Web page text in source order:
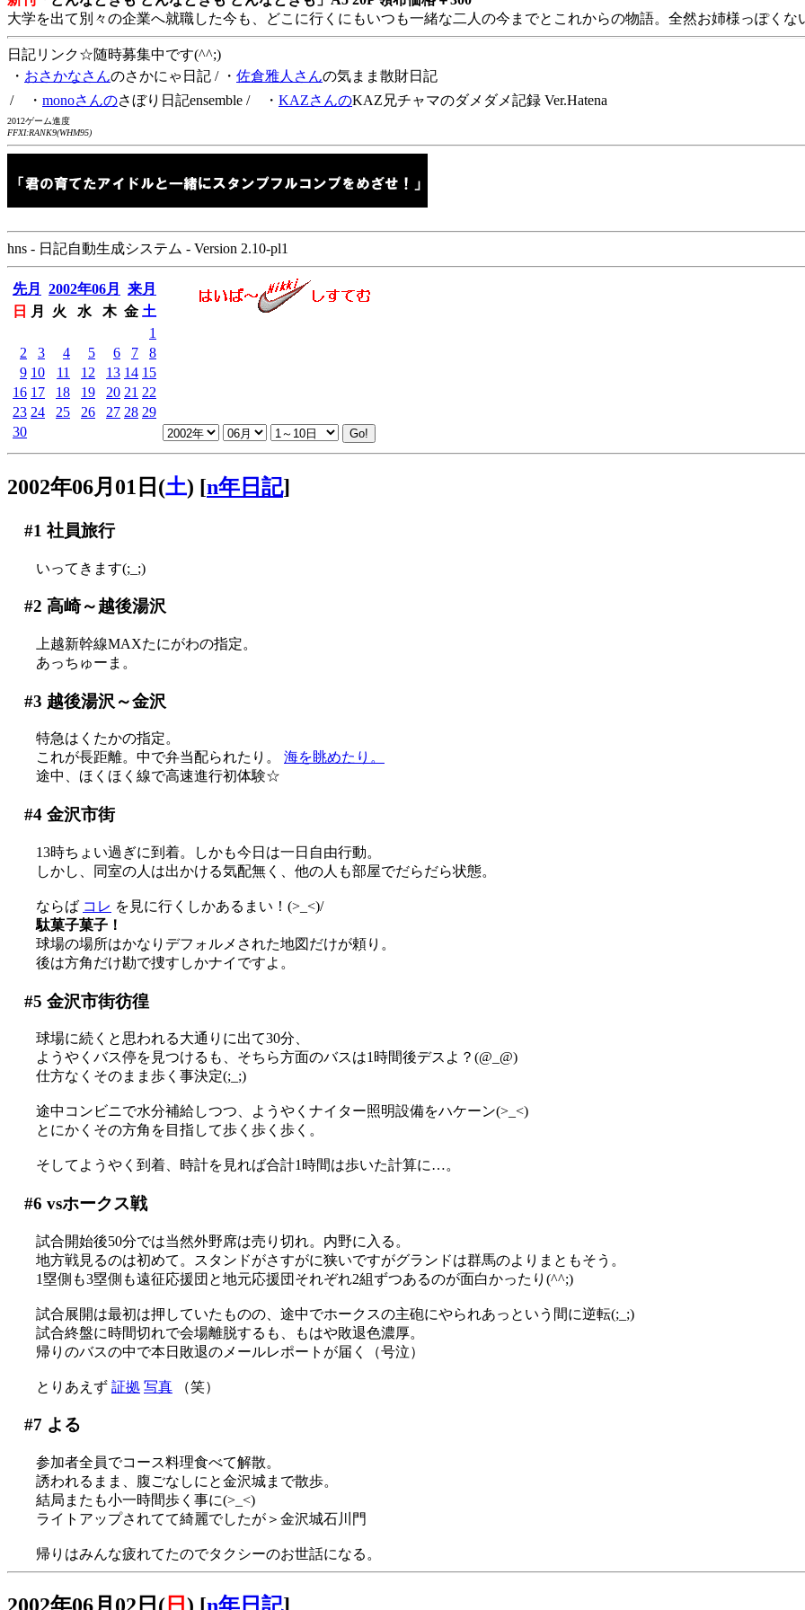
大学を出て別々の企業へ就職した今も、どこに行くにもいつも一緒な二人の今までとこれからの物語。全然お姉様っぽくな
日記リンク☆随時募集中です(^^;)
・ おさかなさんのさかにゃ日記 / ・ 佐倉雅人さんの気まま散財日記
/ ・ monoさんのさぼり日記ensemble / ・ KAZさんのKAZ兄チャマのダメダメ記録 Ver.Hatena
2012ゲーム進度
FFXI:RANK9(WHM95)
hns - 日記自動生成システム - Version 2.10-pl1
先月 2002年06月
来月
日
月 火 水 木 金 土
1
2
3 4 5 6 7
8
9 10 11 12 13 14 15
16 17 18 19 20 21 22
23 24 25 26 27 28 29
30
2002年06月01日(土) [n年日記]
#1 社員旅行
いってきます(;_;)
#2 高崎～越後湯沢
上越新幹線MAXたにがわの指定。
あっちゅーま。
#3 越後湯沢～金沢
特急はくたかの指定。
これが長距離。中で弁当配られたり。 海を眺めたり。
途中、ほくほく線で高速進行初体験☆
#4金沢市街
13時ちょい過ぎに到着。しかも今日は一日自由行動。
しかし、同室の人は出かける気配無く、他の人も部屋でだらだら状態。
ならば コレ を見に行くしかあるまい！(>_<)/
駄菓子菓子！
球場の場所はかなりデフォルメされた地図だけが頼り。
後は方角だけ勘で捜すしかナイですよ。
#5 金沢市街彷徨
球場に続くと思われる大通りに出て30分、
ようやくバス停を見つけるも、そちら方面のバスは1時間後デスよ？(@_@)
仕方なくそのまま歩く事決定(;_;)
途中コンビニで水分補給しつつ、ようやくナイター照明設備をハケーン(>_<)
とにかくその方角を目指して歩く歩く歩く。
そしてようやく到着、時計を見れば合計1時間は歩いた計算に…。
#6 vsホークス戦
試合開始後50分では当然外野席は売り切れ。内野に入る。
地方戦見るのは初めて。スタンドがさすがに狭いですがグランドは群馬のよりまともそう。
1塁側も3塁側も遠征応援団と地元応援団それぞれ2組ずつあるのが面白かったり(^^;)
試合展開は最初は押していたものの、途中でホークスの主砲にやられあっという間に逆転(;_;)
試合終盤に時間切れで会場離脱するも、もはや敗退色濃厚。
帰りのバスの中で本日敗退のメールレポートが届く（号泣）
とりあえず 証拠 写真 （笑）
#7 よる
参加者全員でコース料理食べて解散。
誘われるまま、腹ごなしにと金沢城まで散歩。
結局またも小一時間歩く事に(>_<)
ライトアップされてて綺麗でしたが＞金沢城石川門
帰りはみんな疲れてたのでタクシーのお世話になる。